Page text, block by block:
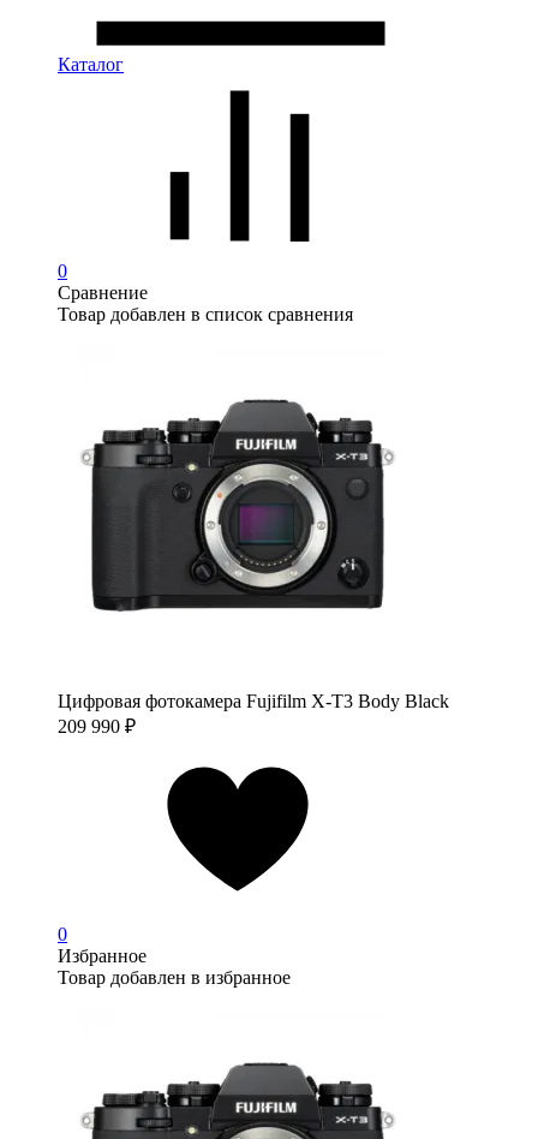
Каталог
0
Сравнение
Товар добавлен в список сравнения
Цифровая фотокамера Fujifilm X-T3 Body Black
209 990 ₽
0
Избранное
Товар добавлен в избранное